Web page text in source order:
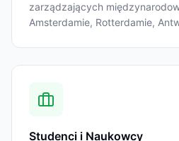
zarządzających
Amsterdamie, Rotterdamie,
Studenci i Naukowcy